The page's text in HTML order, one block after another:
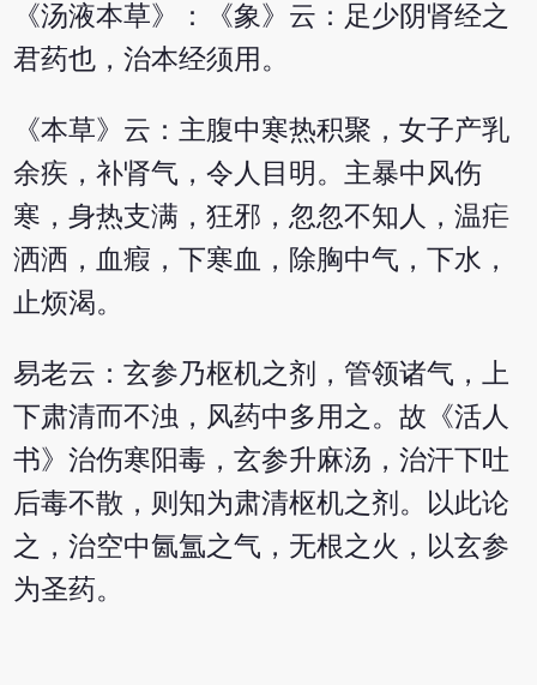
《汤液本草》：《象》云：足少阴肾经之
君药也，治本经须用。
《本草》云：主腹中寒热积聚，女子产乳
余疾，补肾气，令人目明。主暴中风伤
寒，身热支满，狂邪，忽忽不知人，温疟
洒洒，血瘕，下寒血，除胸中气，下水，
止烦渴。
易老云：玄参乃枢机之剂，管领诸气，上
下肃清而不浊，风药中多用之。故《活人
书》治伤寒阳毒，玄参升麻汤，治汗下吐
后毒不散，则知为肃清枢机之剂。以此论
之，治空中氤氲之气，无根之火，以玄参
为圣药。